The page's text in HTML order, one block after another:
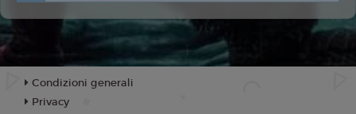
Condizioni generali
Privacy